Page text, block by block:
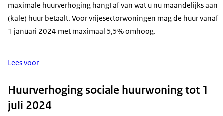
maximale huurverhoging hangt af van wat u nu maandelijks aan
(kale) huur betaalt. Voor vrijesectorwoningen mag de huur vanaf
1 januari 2024 met maximaal 5,5% omhoog.
Lees voor
Huurverhoging sociale huurwoning tot 1
juli 2024